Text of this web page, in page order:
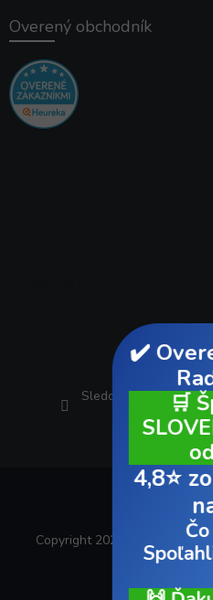
Overený obchodník
Sledovať na
Copyright 2026
✔️
🛒
4,8⭐